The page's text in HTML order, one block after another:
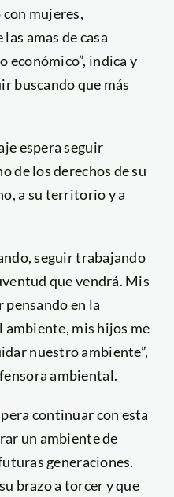
mujeres,
amas de casa
económico”, indica y
buscando que más
espera seguir
de los derechos de su
a su territorio y a
seguir trabajando
que vendrá. Mis
pensando en la
mis hijos me
nuestro ambiente”,
ambiental.
continuar con esta
un ambiente de
generaciones.
brazo a torcer y que